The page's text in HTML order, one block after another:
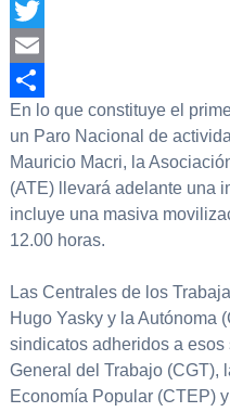
Facebook
Twitter
Email
Compartir
En lo que constituye el
un Paro Nacional de
Mauricio Macri, la
(ATE) llevará adelante una
incluye una masiva
12.00 horas.
Las Centrales de los
Hugo Yasky y la Autónoma
sindicatos adheridos a
General del Trabajo (CGT),
Economía Popular (CTEP)